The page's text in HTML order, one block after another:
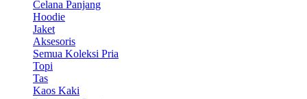
Celana Panjang
Hoodie
Jaket
Aksesoris
Semua Koleksi Pria
Topi
Tas
Kaos Kaki